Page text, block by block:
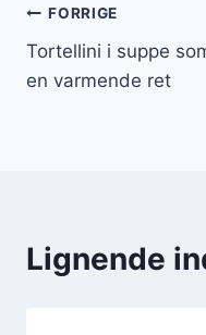
FORRIGE
Tortellini i suppe
en varmende ret
Lignende